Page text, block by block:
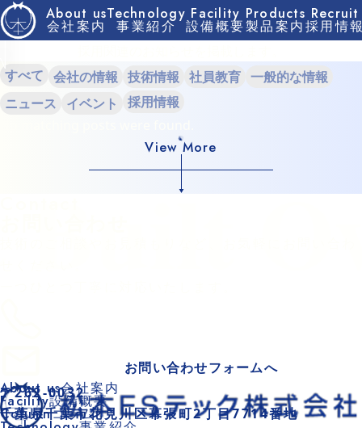
About usTechnology Facility Products Recruit
コラム
最新のお知らせ・イベント情報・
すべて 会社の情報 技術情報 社員教育 一般的な情報
ニュース
イベント
採用情報
View More
お問い合わせフォームへ
〒262-0032
千葉県千葉市花見川区幕張町2丁目7714番地
About us
Facility
Column